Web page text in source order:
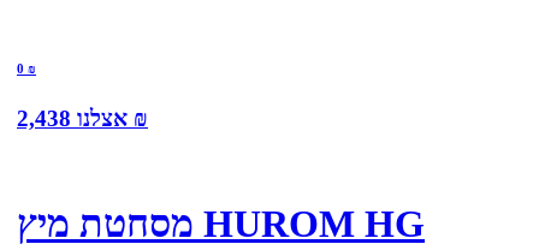
0 ₪
אצלנו 2,438 ₪
מסחטת מיץ HUROM HG